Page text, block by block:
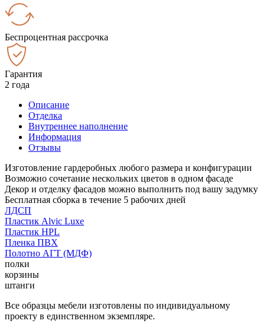
Беспроцентная рассрочка
Гарантия
2 года
Описание
Отделка
Внутреннее наполнение
Информация
Отзывы
Изготовление гардеробных любого размера и конфигурации
Возможно сочетание нескольких цветов в одном фасаде
Декор и отделку фасадов можно выполнить под вашу задумку
Бесплатная сборка в течение 5 рабочих дней
ЛДСП
Пластик Alvic Luxe
Пластик HPL
Пленка ПВХ
Полотно АГТ (МДФ)
полки
корзины
штанги
Все образцы мебели изготовлены по индивидуальному
проекту в единственном экземпляре.